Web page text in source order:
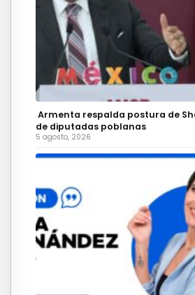
Armenta respalda postura de
de diputadas poblanas
5 agosto, 2026